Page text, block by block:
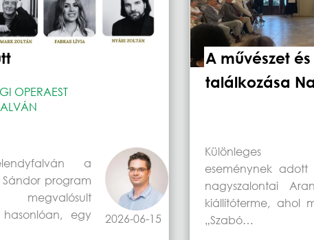
OPERAEST
2026-06-15
a
program
megvalósult
hasonlóan, egy
A művészet
találkozása
Különleges
eseménynek
nagyszalontai
kiállítóterme, ahol
„Szabó…